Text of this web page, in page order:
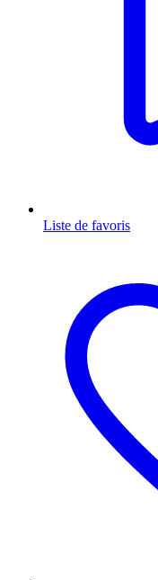
Liste de favoris